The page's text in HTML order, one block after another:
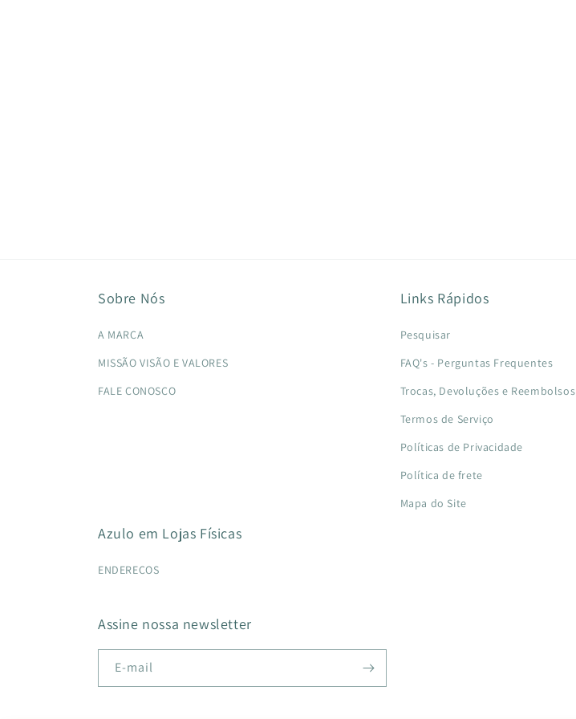
Sobre Nós
A MARCA
MISSÃO VISÃO E VALORES
FALE CONOSCO
Links Rápidos
Pesquisar
FAQ's - Perguntas Frequentes
Trocas, Devoluções e Reembolsos
Termos de Serviço
Políticas de Privacidade
Política de frete
Mapa do Site
Azulo em Lojas Físicas
ENDEREÇOS
Assine nossa newsletter
E-mail